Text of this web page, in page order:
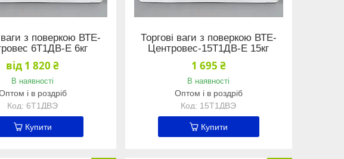
ваги з поверкою ВТЕ-
6Т1ДВ-Е 6кг
від 1 820 ₴
В наявності
і в роздріб
6Т1ДВЭ
Купити
Торгові ваги з поверкою ВТЕ-
Центровес-15Т1ДВ-Е 15кг
1 695 ₴
В наявності
Оптом і в роздріб
15Т1ДВЭ
Купити